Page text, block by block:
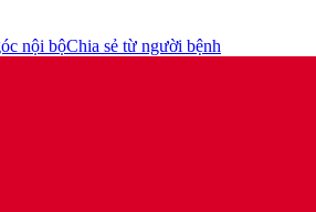
nội bộChia sẻ từ người bệnh